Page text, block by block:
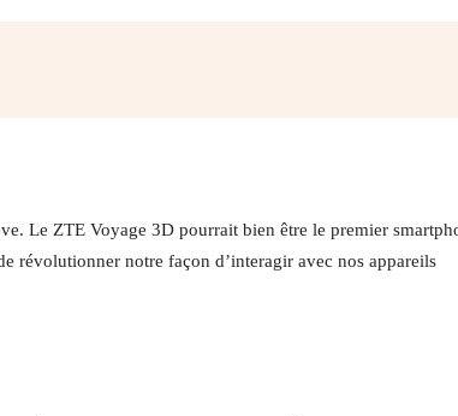
Le ZTE Voyage 3D pourrait bien être le premier
révolutionner notre façon d’interagir avec nos appareils